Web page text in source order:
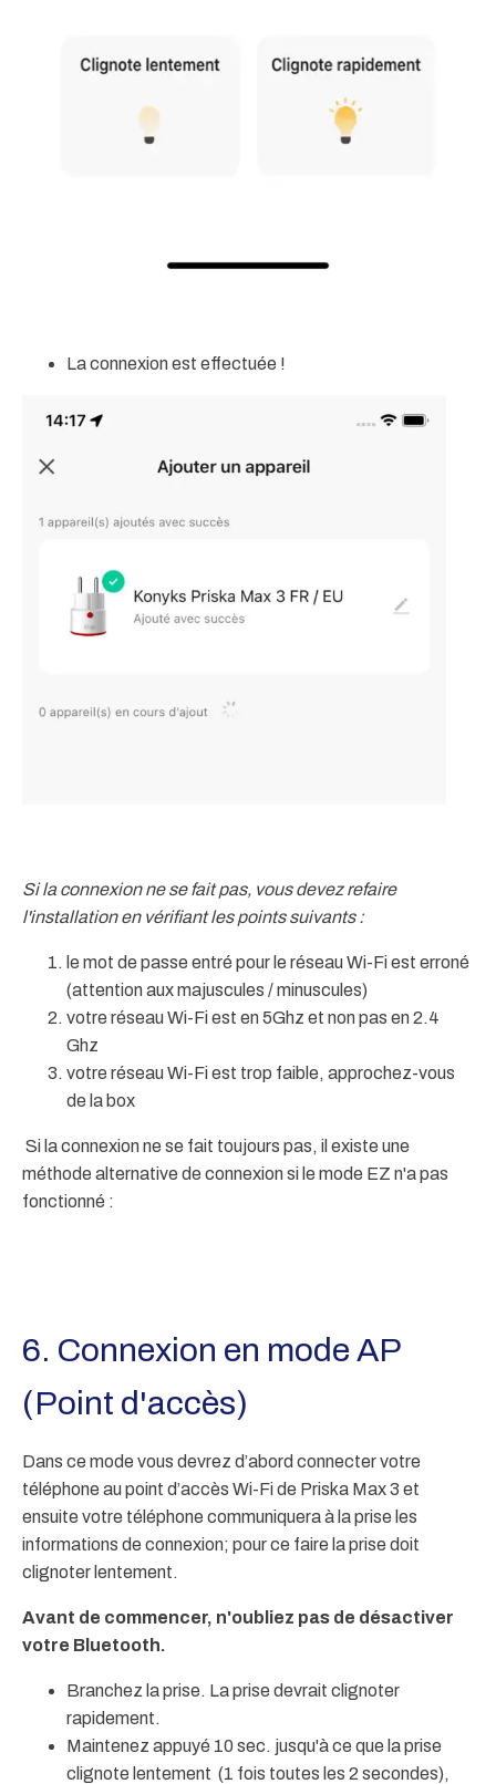
La connexion est effectuée !
Si la connexion ne se fait pas, vous devez refaire
l'installation en vérifiant les points suivants :
le mot de passe entré pour le réseau Wi-Fi est erroné
(attention aux majuscules / minuscules)
votre réseau Wi-Fi est en 5Ghz et non pas en 2.4
Ghz
votre réseau Wi-Fi est trop faible, approchez-vous
de la box
Si la connexion ne se fait toujours pas, il existe une
méthode alternative de connexion si le mode EZ n'a pas
fonctionné :
6. Connexion en mode AP
(Point d'accès)
Dans ce mode vous devrez d’abord connecter votre
téléphone au point d’accès Wi-Fi de Priska Max 3 et
ensuite votre téléphone communiquera à la prise les
informations de connexion; pour ce faire la prise doit
clignoter lentement.
Avant de commencer, n'oubliez pas de désactiver
votre Bluetooth.
Branchez la prise. La prise devrait clignoter
rapidement.
Maintenez appuyé 10 sec. jusqu'à ce que la prise
clignote lentement (1 fois toutes les 2 secondes),